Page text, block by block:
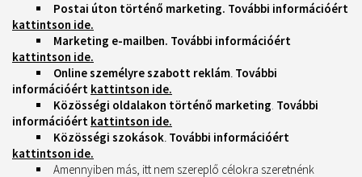
Postai úton történő marketing. További információért
kattintson ide.
Marketing e-mailben. További információért
kattintson ide.
Online személyre szabott reklám. További
információért kattintson ide.
Közösségi oldalakon történő marketing. További
információért kattintson ide.
Közösségi szokások. További információért
kattintson ide.
Amennyiben más, itt nem szereplő célokra szeretnénk